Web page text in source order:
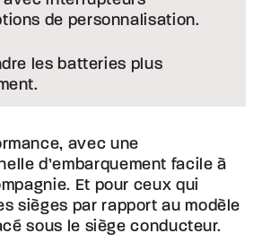
de personnalisation.
les batteries plus
avec une
d’embarquement facile à
Et pour ceux qui
sièges par rapport au modèle
sous le siège conducteur.